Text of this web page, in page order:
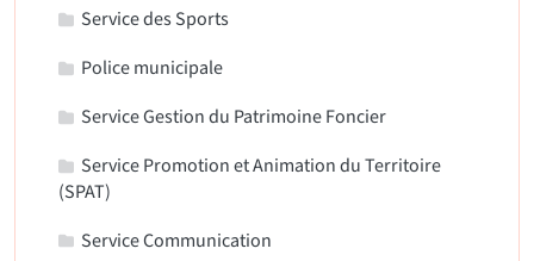
Service des Sports
Police municipale
Service Gestion du Patrimoine Foncier
Service Promotion et Animation du Territoire
(SPAT)
Service Communication